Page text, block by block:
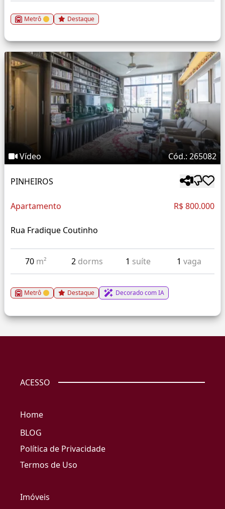
Metrô Destaque
Vídeo Cód.: 265082
PINHEIROS
Apartamento R$ 800.000
Rua Fradique Coutinho
70 m² 2 dorms 1 suíte 1 vaga
Metrô Destaque Decorado com IA
ACESSO
Home
BLOG
Política de Privacidade
Termos de Uso
Imóveis